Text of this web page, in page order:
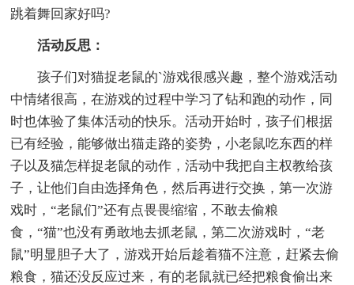
跳着舞回家好吗?
活动反思：
孩子们对猫捉老鼠的`游戏很感兴趣，整个游戏活动
中情绪很高，在游戏的过程中学习了钻和跑的动作，同
时也体验了集体活动的快乐。活动开始时，孩子们根据
已有经验，能够做出猫走路的姿势，小老鼠吃东西的样
子以及猫怎样捉老鼠的动作，活动中我把自主权教给孩
子，让他们自由选择角色，然后再进行交换，第一次游
戏时，“老鼠们”还有点畏畏缩缩，不敢去偷粮
食，“猫”也没有勇敢地去抓老鼠，第二次游戏时，“老
鼠”明显胆子大了，游戏开始后趁着猫不注意，赶紧去偷
粮食，猫还没反应过来，有的老鼠就已经把粮食偷出来